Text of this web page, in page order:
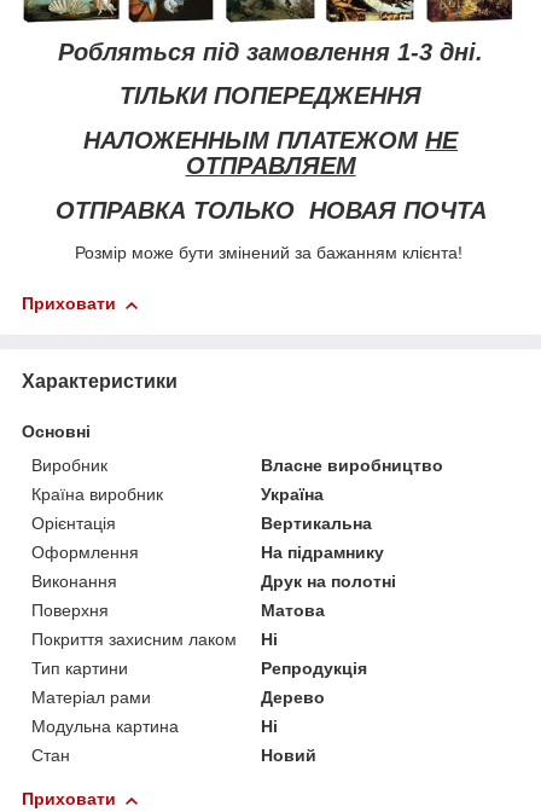
Робляться під замовлення 1-3 дні.
ТІЛЬКИ ПОПЕРЕДЖЕННЯ
НАЛОЖЕННЫМ ПЛАТЕЖОМ НЕ
ОТПРАВЛЯЕМ
ОТПРАВКА ТОЛЬКО НОВАЯ ПОЧТА
Розмір може бути змінений за бажанням клієнта!
Приховати
Характеристики
Основні
Виробник
Власне виробництво
Країна виробник
Україна
Орієнтація
Вертикальна
Оформлення
На підрамнику
Виконання
Друк на полотні
Поверхня
Матова
Покриття захисним лаком
Ні
Тип картини
Репродукція
Матеріал рами
Дерево
Модульна картина
Ні
Стан
Новий
Приховати